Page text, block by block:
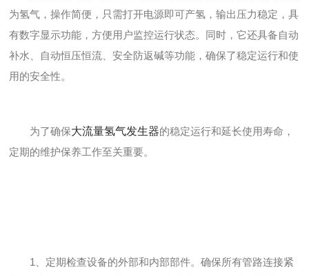
为氢气，操作简便，只需打开电源即可产氢，输出压力稳定，具
有数字显示功能，方便用户监控运行状态。同时，它还具备自动
补水、自动恒压恒流、安全防返碱等功能，确保了稳定运行和使
用的安全性。
为了确保大流量氢气发生器的稳定运行和延长使用寿命，
定期的维护保养工作至关重要。
1、定期检查设备的外部和内部部件。确保所有管路连接紧